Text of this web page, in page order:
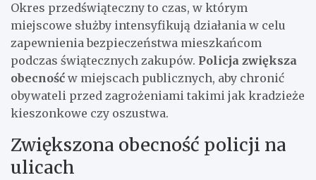
Okres przedświąteczny to czas, w którym
miejscowe służby intensyfikują działania w celu
zapewnienia bezpieczeństwa mieszkańcom
podczas świątecznych zakupów. Policja zwiększa
obecność w miejscach publicznych, aby chronić
obywateli przed zagrożeniami takimi jak kradzieże
kieszonkowe czy oszustwa.
Zwiększona obecność policji na
ulicach